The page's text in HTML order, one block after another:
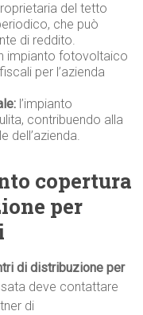
del tetto
che può
di reddito.
impianto fotovoltaico
per l’azienda
l’impianto
contribuendo alla
dell’azienda.
copertura
per
di distribuzione per
deve contattare
di